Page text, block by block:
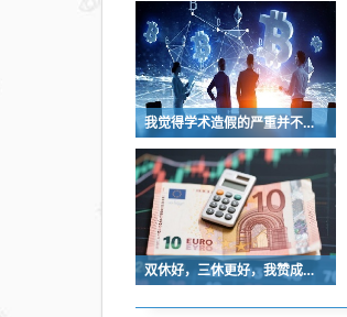
我觉得学术造假的严重并不能一味地怪学术界
双休好，三休更好，我赞成立法强制双休